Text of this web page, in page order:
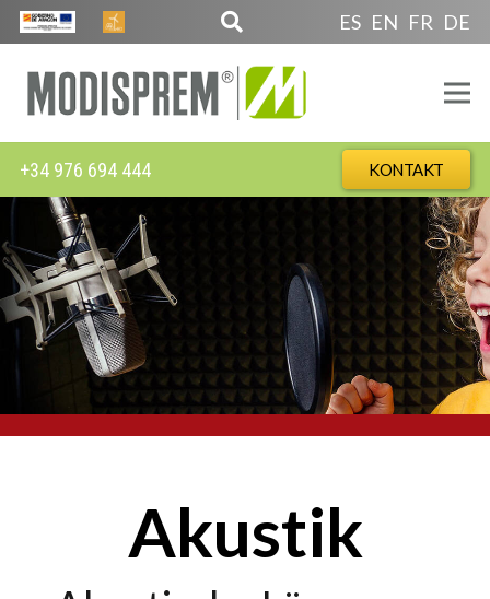
ES EN FR DE
+34 976 694 444 KONTAKT
Akustik